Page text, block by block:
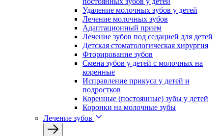
Удаление молочных зубов у детей
Лечение молочных зубов
Адаптационный прием
Лечение зубов под седацией для детей
Детская стоматологическая хирургия
Фторирование зубов
Смена зубов у детей с молочных на
коренные
Исправление прикуса у детей и
подростков
Коренные (постоянные) зубы у детей
Коронки на молочные зубы
Лечение зубов